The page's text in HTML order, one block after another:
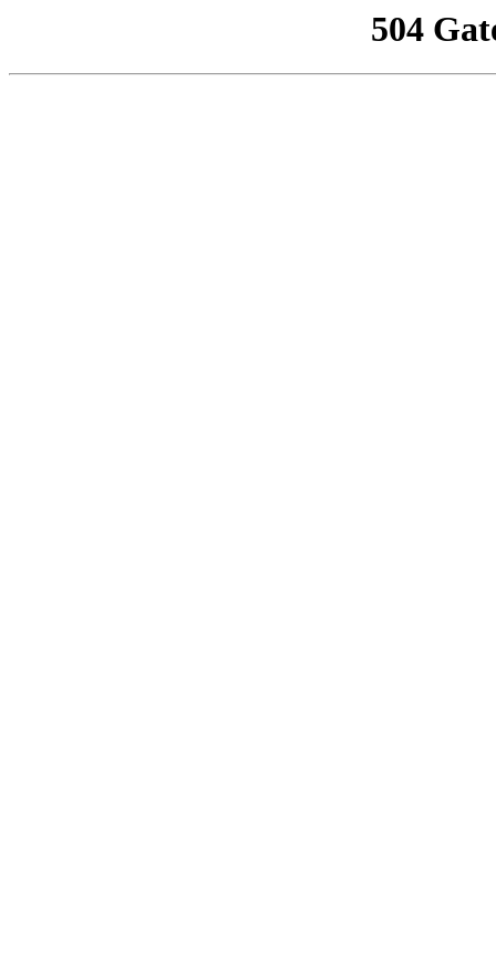
504